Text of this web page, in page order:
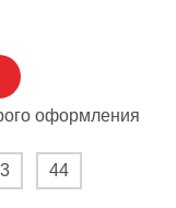
оформления
44